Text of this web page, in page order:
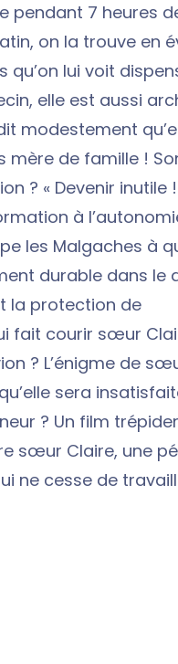
pendant 7 heures
on la trouve en
lui voit
elle est aussi
modestement
mère de famille !
? « Devenir inutile
à
les Malgaches à
durable dans le
la protection de
fait courir sœur
? L’énigme de
sera
? Un film
sœur Claire, une
ne cesse de